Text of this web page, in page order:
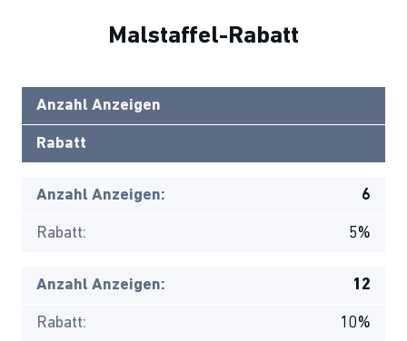
Malstaffel-Rabatt
Anzahl Anzeigen
Rabatt
Anzahl Anzeigen: 6
Rabatt: 5%
Anzahl Anzeigen: 12
Rabatt: 10%